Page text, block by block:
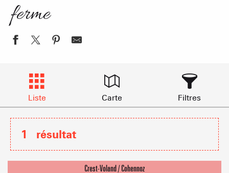
ferme
Liste Carte Filtres
1 résultat